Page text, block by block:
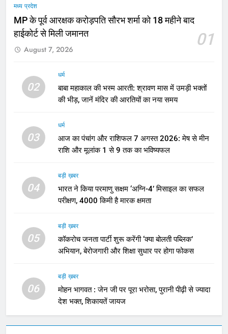
मध्य प्रदेश
MP के पूर्व आरक्षक करोड़पति सौरभ शर्मा को 18 महीने बाद
हाईकोर्ट से मिली जमानत
01
August 7, 2026
02
धर्म
बाबा महाकाल की भस्म आरती: श्रावण मास में उमड़ी भक्तों
की भीड़, जानें मंदिर की आरतियों का नया समय
03
धर्म
आज का पंचांग और राशिफल 7 अगस्त 2026: मेष से मीन
राशि और मूलांक 1 से 9 तक का भविष्यफल
04
बड़ी ख़बर
भारत ने किया परमाणु सक्षम ‘अग्नि-4’ मिसाइल का सफल
परीक्षण, 4000 किमी है मारक क्षमता
05
बड़ी ख़बर
कॉकरोच जनता पार्टी शुरू करेंगी ‘क्या बोलती पब्लिक’
अभियान, बेरोजगारी और शिक्षा सुधार पर होगा फोकस
06
बड़ी ख़बर
मोहन भागवत : जेन जी पर पूरा भरोसा, पुरानी पीढ़ी से ज्यादा
देश भक्त, शिकायतें जायज